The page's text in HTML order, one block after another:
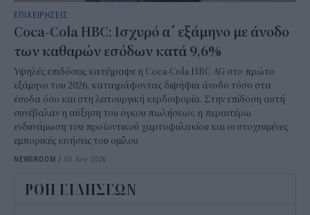
ΕΠΙΧΕΙΡΗΣΕΙΣ
Coca-Cola HBC: Ισχυρό α΄ εξάμηνο με άνοδο
των καθαρών εσόδων κατά 9,6%
Υψηλές επιδόσεις κατέγραψε η Coca-Cola HBC AG στο πρώτο
εξάμηνο του 2026, καταγράφοντας διψήφια άνοδο τόσο στα
έσοδα όσο και στη λειτουργική κερδοφορία. Στην επίδοση αυτή
συνέβαλαν η αύξηση του όγκου πωλήσεων, η περαιτέρω
ενδυνάμωση του προϊοντικού χαρτοφυλακίου και οι στοχευμένες
εμπορικές κινήσεις του ομίλου
NEWSROOM / 05 Αυγ 2026
ΡΟΗ ΕΙΔΗΣΕΩΝ